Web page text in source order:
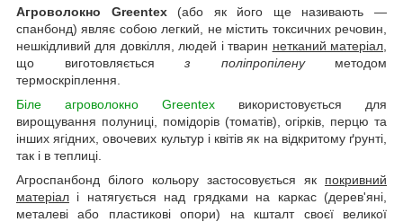
Агроволокно Greentex (або як його ще називають —
спанбонд) являє собою легкий, не містить токсичних речовин,
нешкідливий для довкілля, людей і тварин нетканий матеріал
що виготовляється з поліпропіленуметодом
термоскріплення.
Біле агроволокно Greentex використовується для
вирощування полуниці, помідорів (томатів), огірків, перцю та
інших ягідних, овочевих культур і квітів як на відкритому ґрунті,
так і в теплиці.
Агроспанбонд білого кольору застосовується як покривний
матеріал і натягується над грядками на каркас (дерев'яні,
металеві або пластикові опори) на кшталт своєї великої